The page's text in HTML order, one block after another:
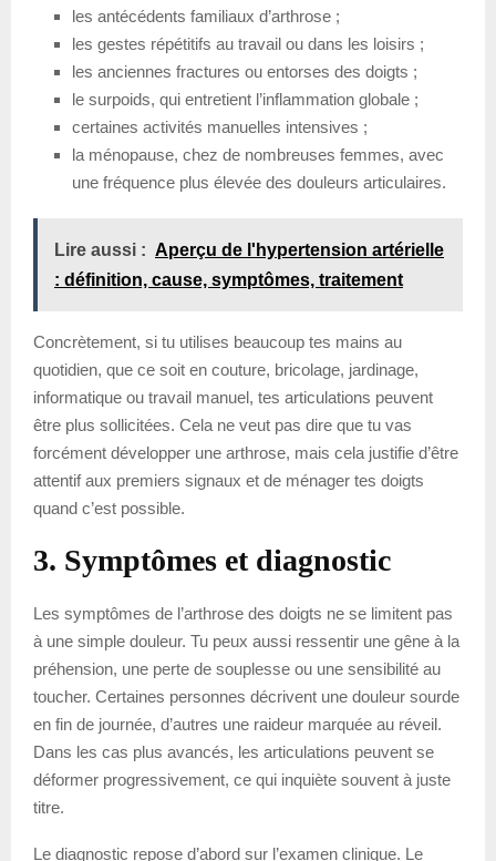
les antécédents familiaux d’arthrose ;
les gestes répétitifs au travail ou dans les loisirs ;
les anciennes fractures ou entorses des doigts ;
le surpoids, qui entretient l’inflammation globale ;
certaines activités manuelles intensives ;
la ménopause, chez de nombreuses femmes, avec
une fréquence plus élevée des douleurs articulaires.
Lire aussi : Aperçu de l'hypertension artérielle
: définition, cause, symptômes, traitement
Concrètement, si tu utilises beaucoup tes mains au
quotidien, que ce soit en couture, bricolage, jardinage,
informatique ou travail manuel, tes articulations peuvent
être plus sollicitées. Cela ne veut pas dire que tu vas
forcément développer une arthrose, mais cela justifie d’être
attentif aux premiers signaux et de ménager tes doigts
quand c’est possible.
3. Symptômes et diagnostic
Les symptômes de l’arthrose des doigts ne se limitent pas
à une simple douleur. Tu peux aussi ressentir une gêne à la
préhension, une perte de souplesse ou une sensibilité au
toucher. Certaines personnes décrivent une douleur sourde
en fin de journée, d’autres une raideur marquée au réveil.
Dans les cas plus avancés, les articulations peuvent se
déformer progressivement, ce qui inquiète souvent à juste
titre.
Le diagnostic repose d’abord sur l’examen clinique. Le